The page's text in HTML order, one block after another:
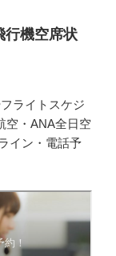
機空席状
ライトスケジ
空・ANA全日空
イン・電話予